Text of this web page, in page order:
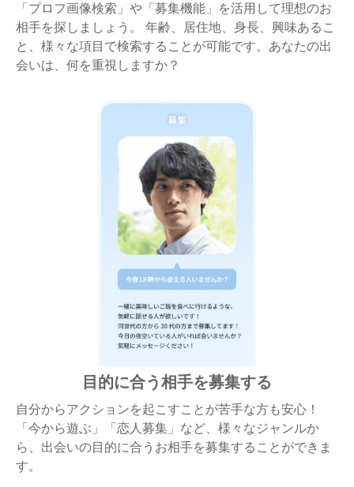
「プロフ画像検索」や「募集機能」を活用して理想のお
相手を探しましょう。 年齢、居住地、身長、興味あるこ
と、様々な項目で検索することが可能です。あなたの出
会いは、何を重視しますか？
目的に合う相手を募集する
自分からアクションを起こすことが苦手な方も安心！
「今から遊ぶ」「恋人募集」など、様々なジャンルか
ら、出会いの目的に合うお相手を募集することができま
す。